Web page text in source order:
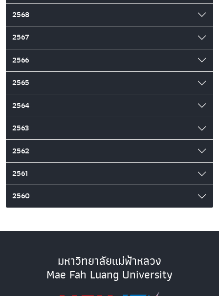
2568
2567
2566
2565
2564
2563
2562
2561
2560
มหาวิทยาลัยแม่ฟ้าหลวง
Mae Fah Luang University